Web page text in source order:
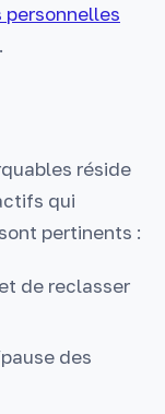
réside
qui
pertinents :
de reclasser
des